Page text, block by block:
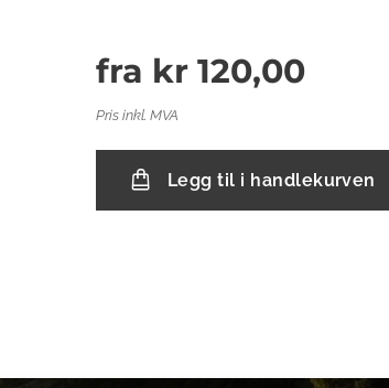
fra kr120,00
Pris inkl. MVA
Legg til i handlekurven